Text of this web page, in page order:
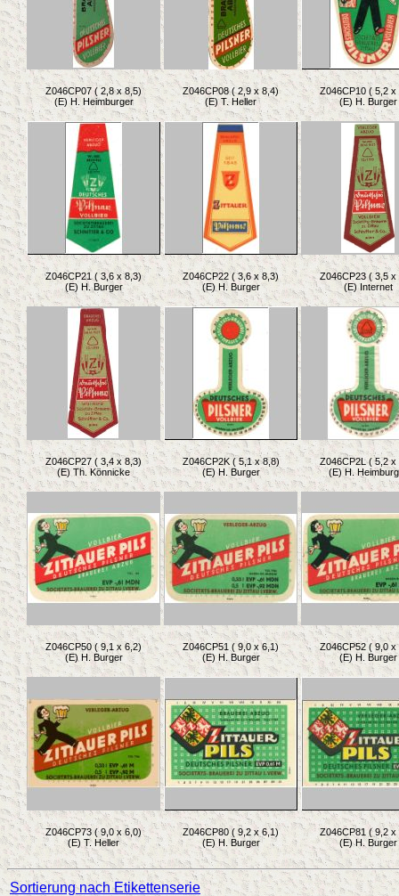
Z046CP07 ( 2,8 x 8,5)
(E) H. Heimburger
Z046CP08 ( 2,9 x 8,4)
(E) T. Heller
Z046CP10 ( 5,2 x
(E) H. Burger
Z046CP21 ( 3,6 x 8,3)
(E) H. Burger
Z046CP22 ( 3,6 x 8,3)
(E) H. Burger
Z046CP23 ( 3,5 x
(E) Internet
Z046CP27 ( 3,4 x 8,3)
(E) Th. Könnicke
Z046CP2K ( 5,1 x 8,8)
(E) H. Burger
Z046CP2L ( 5,2 x
(E) H.
Z046CP50 ( 9,1 x 6,2)
(E) H. Burger
Z046CP51 ( 9,0 x 6,1)
(E) H. Burger
Z046CP52 ( 9,0 x
(E) H. Burger
Z046CP73 ( 9,0 x 6,0)
(E) T. Heller
Z046CP80 ( 9,2 x 6,1)
(E) H. Burger
Z046CP81 ( 9,2 x
(E) H. Burger
Sortierung nach Etikettenserie